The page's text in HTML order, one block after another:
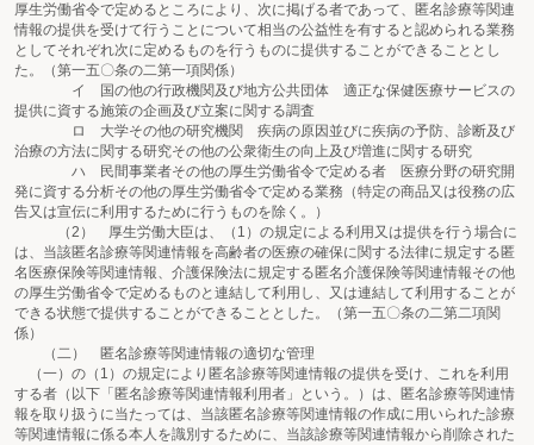
厚生労働省令で定めるところにより、次に掲げる者であって、匿名診療等関連
情報の提供を受けて行うことについて相当の公益性を有すると認められる業務
としてそれぞれ次に定めるものを行うものに提供することができることとし
た。（第一五〇条の二第一項関係）
イ 国の他の行政機関及び地方公共団体 適正な保健医療サービスの
提供に資する施策の企画及び立案に関する調査
ロ 大学その他の研究機関 疾病の原因並びに疾病の予防、診断及び
治療の方法に関する研究その他の公衆衛生の向上及び増進に関する研究
ハ 民間事業者その他の厚生労働省令で定める者 医療分野の研究開
発に資する分析その他の厚生労働省令で定める業務（特定の商品又は役務の広
告又は宣伝に利用するために行うものを除く。）
（2） 厚生労働大臣は、（1）の規定による利用又は提供を行う場合に
は、当該匿名診療等関連情報を高齢者の医療の確保に関する法律に規定する匿
名医療保険等関連情報、介護保険法に規定する匿名介護保険等関連情報その他
の厚生労働省令で定めるものと連結して利用し、又は連結して利用することが
できる状態で提供することができることとした。（第一五〇条の二第二項関
係）
（二） 匿名診療等関連情報の適切な管理
（一）の（1）の規定により匿名診療等関連情報の提供を受け、これを利用
する者（以下「匿名診療等関連情報利用者」という。）は、匿名診療等関連情
報を取り扱うに当たっては、当該匿名診療等関連情報の作成に用いられた診療
等関連情報に係る本人を識別するために、当該診療等関連情報から削除された